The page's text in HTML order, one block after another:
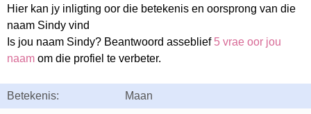
Hier kan jy inligting oor die betekenis en oorsprong van die
naam Sindy vind
Is jou naam Sindy? Beantwoord asseblief 5 vrae oor jou
naam om die profiel te verbeter.
Betekenis: Maan